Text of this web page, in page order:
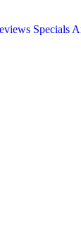
Specials